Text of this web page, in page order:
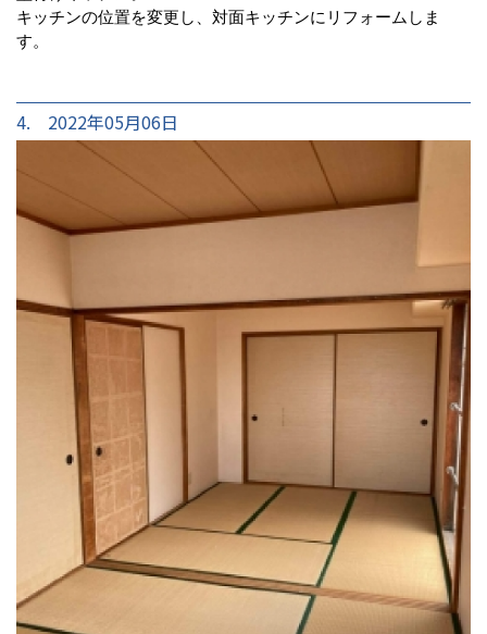
キッチンの位置を変更し、対面キッチンにリフォームしま
す。
4. 2022年05月06日